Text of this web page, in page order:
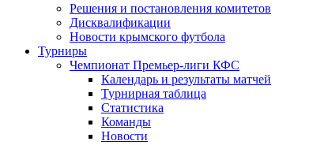
Решения и постановления комитетов
Дисквалификации
Новости крымского футбола
Турниры
Чемпионат Премьер-лиги КФС
Календарь и результаты матчей
Турнирная таблица
Статистика
Команды
Новости